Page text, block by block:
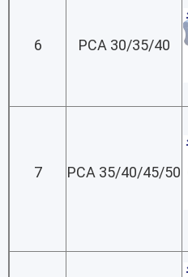
6 PCA 30/35/40
7 PCA 35/40/45/50